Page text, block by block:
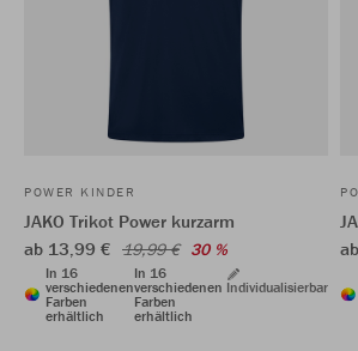
POWER KINDER
JAKO Trikot Power kurzarm
ab 13,99 € 19,99 € 30 %
In 16
verschiedenen
Farben
erhältlich
In 16
verschiedenen
Farben
erhältlich
Individualisierbar